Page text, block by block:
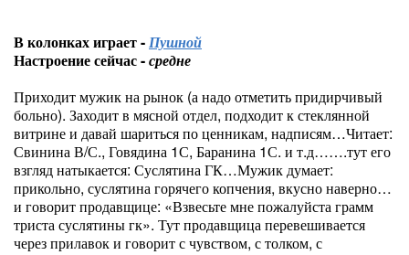
В колонках играет -Пушной
Настроение сейчас -средне
Приходит мужик на рынок (а надо отметить придирчивый
больно). Заходит в мясной отдел, подходит к стеклянной
витрине и давай шариться по ценникам, надписям…Читает:
Свинина В/С., Говядина 1С, Баранина 1С. и т.д…….тут его
взгляд натыкается: Суслятина ГК…Мужик думает:
прикольно, суслятина горячего копчения, вкусно наверно…
и говорит продавщице: «Взвесьте мне пожалуйста грамм
триста суслятины гк». Тут продавщица перевешивается
через прилавок и говорит с чувством, с толком, с